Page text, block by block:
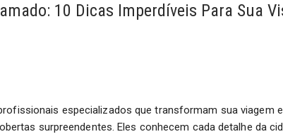
10 Dicas Imperdíveis Para Sua
especializados que transformam sua viagem
surpreendentes. Eles conhecem cada detalhe da